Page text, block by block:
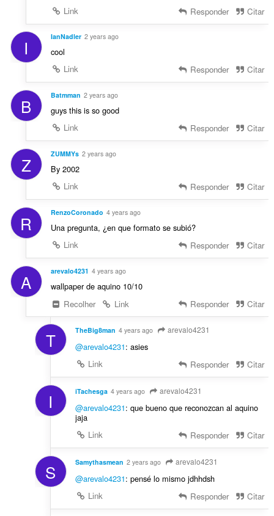
Link
Responder Citar
I IanNadler 2 years ago
cool
Link
Responder Citar
B Batmman 2 years ago
guys this is so good
Link
Responder Citar
Z ZUMMYs 2 years ago
By 2002
Link
Responder Citar
R RenzoCoronado 4 years ago
Una pregunta, ¿en que formato se subió?
Link
Responder Citar
A arevalo4231 4 years ago
wallpaper de aquino 10/10
Recolher
Link Responder Citar
T TheBig8man 4 years ago arevalo4231
@arevalo4231: asies
Link
Responder Citar
I iTachesga 4 years ago arevalo4231
@arevalo4231: que bueno que reconozcan al aquino
jaja
Link
Responder Citar
S Samythasmean 2 years ago arevalo4231
@arevalo4231: pensé lo mismo jdhhdsh
Link
Responder Citar